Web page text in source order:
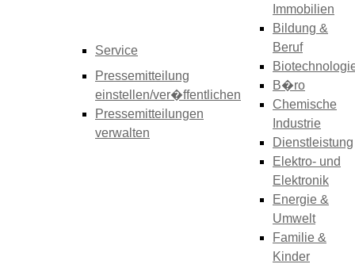
Service
Pressemitteilung
einstellen/ver�ffentlichen
Pressemitteilungen
verwalten
Immobilien
Bildung &
Beruf
B�ro
Chemische
Industrie
Dienstleistung
Elektro- und
Elektronik
Energie &
Umwelt
Familie &
Kinder